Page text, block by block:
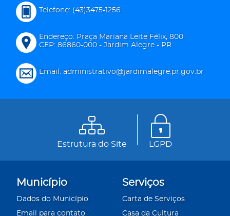
Telefone: (43)3475-1256
Endereço: Praça Mariana Leite Félix, 800
CEP: 86860-000 - Jardim Alegre - PR
Email: administrativo@jardimalegre.pr.gov.br
Estrutura do Site LGPD
Município
Dados do Município
Email para contato
Serviços
Carta de Serviços
Casa da Cultura